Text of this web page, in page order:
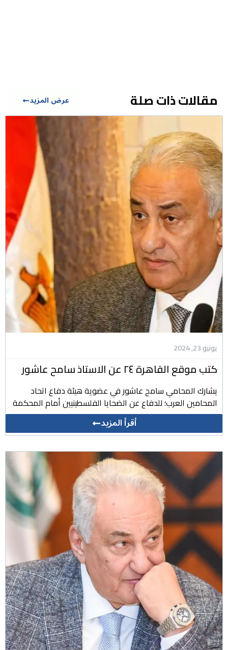
مقالات ذات صلة عرض المزيد
يونيو 23, 2024
كتب موقع القاهرة ٢٤ عن الاستاذ سامح عاشور
يشارك المحامي سامح عاشور في عضوية هيئة دفاع اتحاد
المحامين العرب؛ للدفاع عن الضحايا الفلسطينيين أمام المحكمة
أقرأ المزيد